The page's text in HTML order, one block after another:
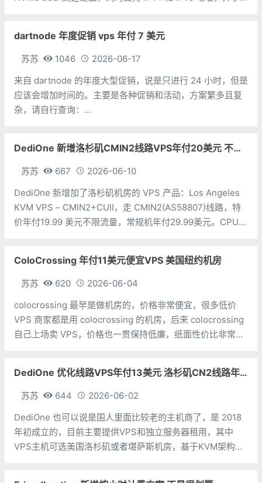
dartnode 年度促销 vps 年付 7 美元
苏苏 1046
2026-06-17
来自 dartnode 的年度大型促销，说是只进行 24 小时，但是
应该会增加时间的。主要是各种促销和活动，方案繁多且复
杂，请自行查询：
DediOne 新增洛杉矶CMIN2线路VPS年付20美元 不限流量
苏苏 667
2026-06-10
DediOne 新增加了洛杉矶机房的 VPS 产品：Los Angeles
KVM VPS – CMIN2+CUII，走 CMIN2(AS58807)线路，特
价年付19.99 美元不限流量，常规机年付29.99美元。CPU：
ColoCrossing 年付11美元便宜VPS 美国纽约机房
苏苏 620
2026-06-04
colocrossing 最早是做机房的，价格非常便宜，很多低价
VPS 商家都是用 colocrossing 的机房，后来 colocrossing
自己上场卖 VPS，价格也一贯保持低廉，纸面性价比非常
DediOne 优化线路VPS年付13美元 洛杉矶CN2线路年付59美元
苏苏 644
2026-06-02
DediOne 也可以说是国人里面比较老的主机商了，是 2018
年初成立的，目前主要提供VPS和独立服务器租用，其中
VPS主机可选美国洛杉矶或者堪萨斯机房，基于KVM架构。